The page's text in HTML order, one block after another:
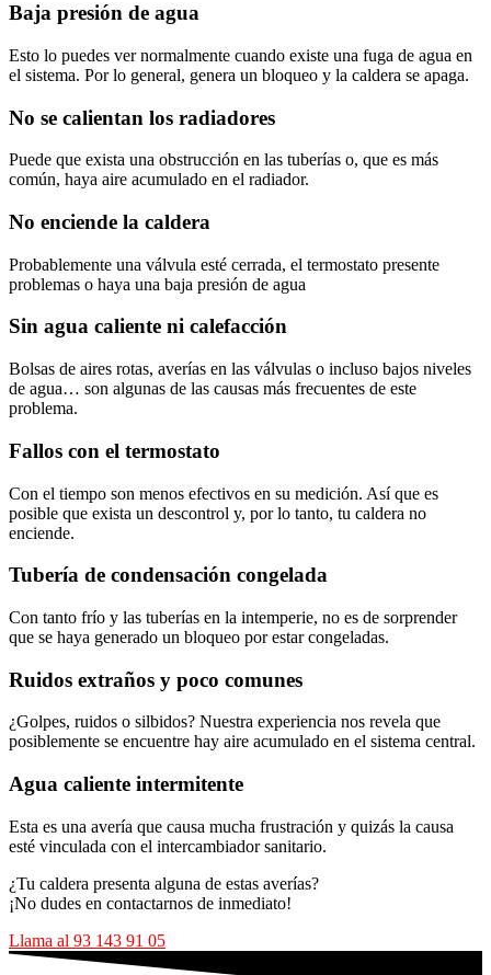
Baja presión de agua
Esto lo puedes ver normalmente cuando existe una fuga de agua en
el sistema. Por lo general, genera un bloqueo y la caldera se apaga.
No se calientan los radiadores
Puede que exista una obstrucción en las tuberías o, que es más
común, haya aire acumulado en el radiador.
No enciende la caldera
Probablemente una válvula esté cerrada, el termostato presente
problemas o haya una baja presión de agua
Sin agua caliente ni calefacción
Bolsas de aires rotas, averías en las válvulas o incluso bajos niveles
de agua… son algunas de las causas más frecuentes de este
problema.
Fallos con el termostato
Con el tiempo son menos efectivos en su medición. Así que es
posible que exista un descontrol y, por lo tanto, tu caldera no
enciende.
Tubería de condensación congelada
Con tanto frío y las tuberías en la intemperie, no es de sorprender
que se haya generado un bloqueo por estar congeladas.
Ruidos extraños y poco comunes
¿Golpes, ruidos o silbidos? Nuestra experiencia nos revela que
posiblemente se encuentre hay aire acumulado en el sistema central.
Agua caliente intermitente
Esta es una avería que causa mucha frustración y quizás la causa
esté vinculada con el intercambiador sanitario.
¿Tu caldera presenta alguna de estas averías?
¡No dudes en contactarnos de inmediato!
Llama al 93 143 91 05